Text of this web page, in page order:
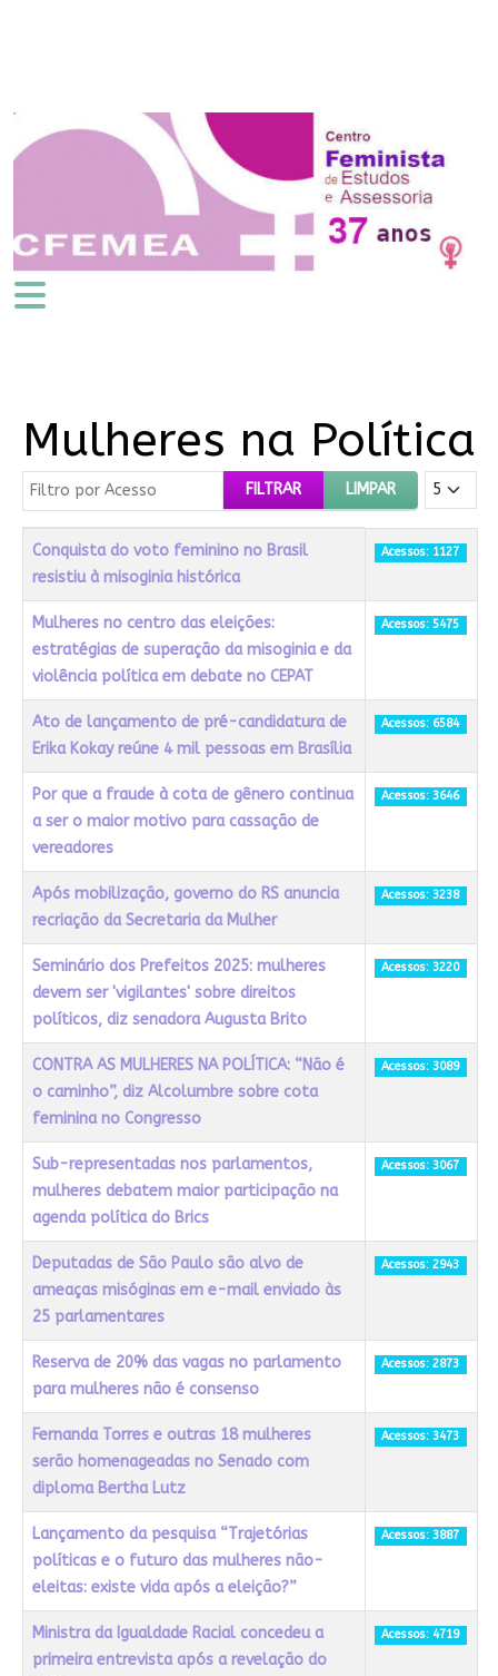
Mulheres na Política
Filtro por Acesso FILTRAR LIMPAR Mostrar #
Título Acessos
Conquista do voto feminino no Brasil
resistiu à misoginia histórica
Acessos: 1127
Mulheres no centro das eleições:
estratégias de superação da misoginia e da
violência política em debate no CEPAT
Acessos: 5475
Ato de lançamento de pré-candidatura de
Erika Kokay reúne 4 mil pessoas em Brasília
Acessos: 6584
Por que a fraude à cota de gênero continua
a ser o maior motivo para cassação de
vereadores
Acessos: 3646
Após mobilização, governo do RS anuncia
recriação da Secretaria da Mulher
Acessos: 3238
Seminário dos Prefeitos 2025: mulheres
devem ser 'vigilantes' sobre direitos
políticos, diz senadora Augusta Brito
Acessos: 3220
CONTRA AS MULHERES NA POLÍTICA: “Não é
o caminho”, diz Alcolumbre sobre cota
feminina no Congresso
Acessos: 3089
Sub-representadas nos parlamentos,
mulheres debatem maior participação na
agenda política do Brics
Acessos: 3067
Deputadas de São Paulo são alvo de
ameaças misóginas em e-mail enviado às
25 parlamentares
Acessos: 2943
Reserva de 20% das vagas no parlamento
para mulheres não é consenso
Acessos: 2873
Fernanda Torres e outras 18 mulheres
serão homenageadas no Senado com
diploma Bertha Lutz
Acessos: 3473
Lançamento da pesquisa “Trajetórias
políticas e o futuro das mulheres não-
eleitas: existe vida após a eleição?”
Acessos: 3887
Ministra da Igualdade Racial concedeu a
primeira entrevista após a revelação do
Acessos: 4719